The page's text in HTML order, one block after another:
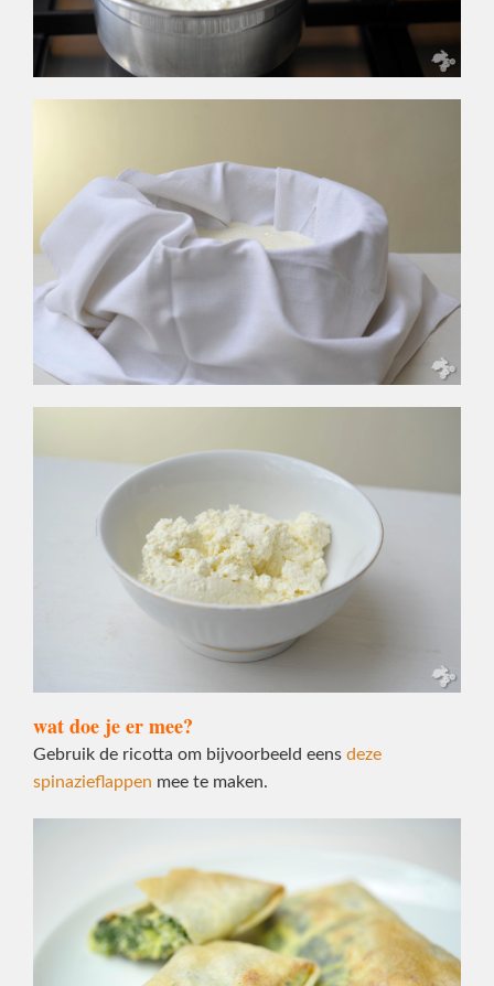
wat doe je er mee?
Gebruik de ricotta om bijvoorbeeld eens deze
spinazieflappen mee te maken.